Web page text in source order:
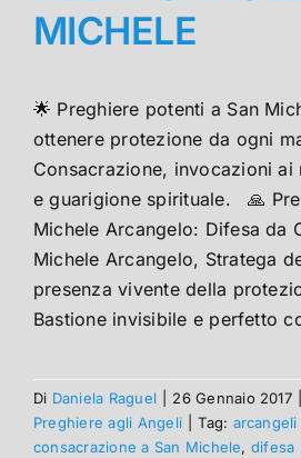
MICHELE
🌟 Preghiere potenti a San
ottenere protezione da ogni
Consacrazione, invocazioni
e guarigione spirituale. 🙏
Michele Arcangelo: Difesa da
Michele Arcangelo, Stratega
presenza vivente della
Bastione invisibile e perfetto
Di Daniela Raguel 26 Gennaio 2017
Preghiere agli Angeli
Tag:
consacrazione a San Michele, difesa